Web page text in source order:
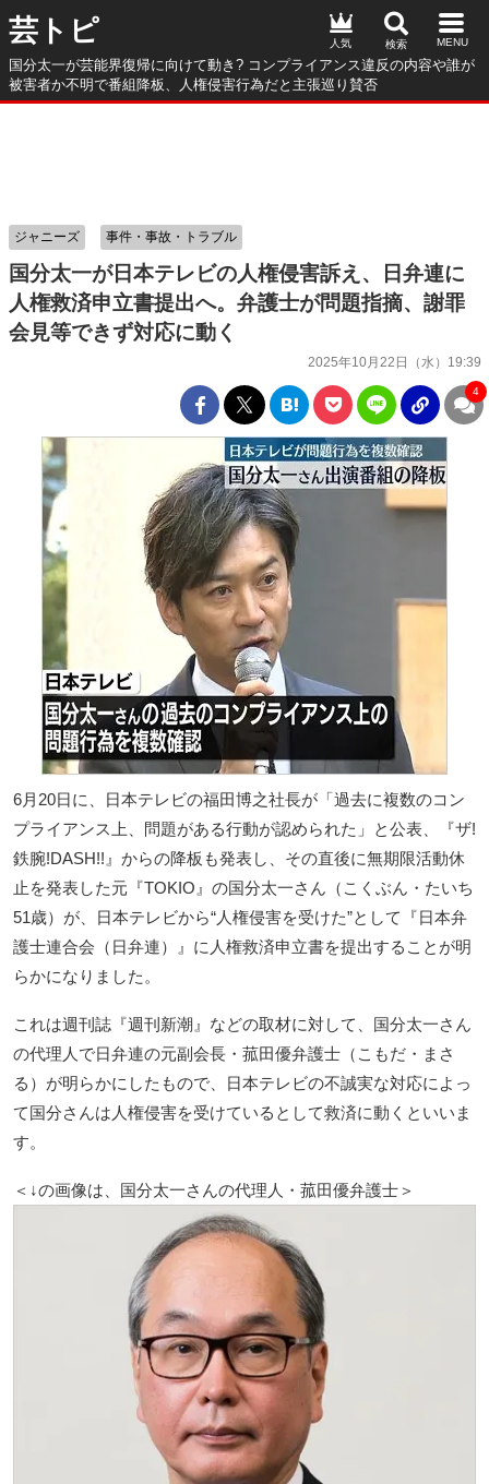
芸トピ
国分太一が芸能界復帰に向けて動き? コンプライアンス違反の内容や誰が
被害者か不明で番組降板、人権侵害行為だと主張巡り賛否
人気
国分太一が日本テレビの人権侵害訴え、日弁連に
人権救済申立書提出へ。弁護士が問題指摘、謝罪
会見等できず対応に動く
2025年10月22日（水）19:39
ジャニーズ 事件・事故・トラブル
4
6月20日に、日本テレビの福田博之社長が「過去に複数のコン
プライアンス上、問題がある行動が認められた」と公表、『ザ!
鉄腕!DASH!!』からの降板も発表し、その直後に無期限活動休
止を発表した元『TOKIO』の国分太一さん（こくぶん・たいち
51歳）が、日本テレビから“人権侵害を受けた”として『日本弁
護士連合会（日弁連）』に人権救済申立書を提出することが明
らかになりました。
これは週刊誌『週刊新潮』などの取材に対して、国分太一さん
の代理人で日弁連の元副会長・菰田優弁護士（こもだ・まさ
る）が明らかにしたもので、日本テレビの不誠実な対応によっ
て国分さんは人権侵害を受けているとして救済に動くといいま
す。
＜↓の画像は、国分太一さんの代理人・菰田優弁護士＞